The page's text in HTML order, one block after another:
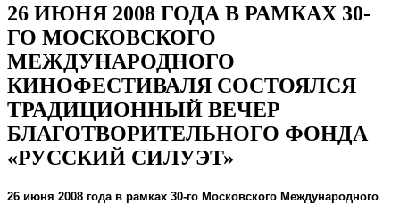
26 ИЮНЯ 2008 ГОДА В РАМКАХ 30-
ГО МОСКОВСКОГО
МЕЖДУНАРОДНОГО
КИНОФЕСТИВАЛЯ СОСТОЯЛСЯ
ТРАДИЦИОННЫЙ ВЕЧЕР
БЛАГОТВОРИТЕЛЬНОГО ФОНДА
«РУССКИЙ СИЛУЭТ»
26 июня 2008 года в рамках 30-го Московского Международного